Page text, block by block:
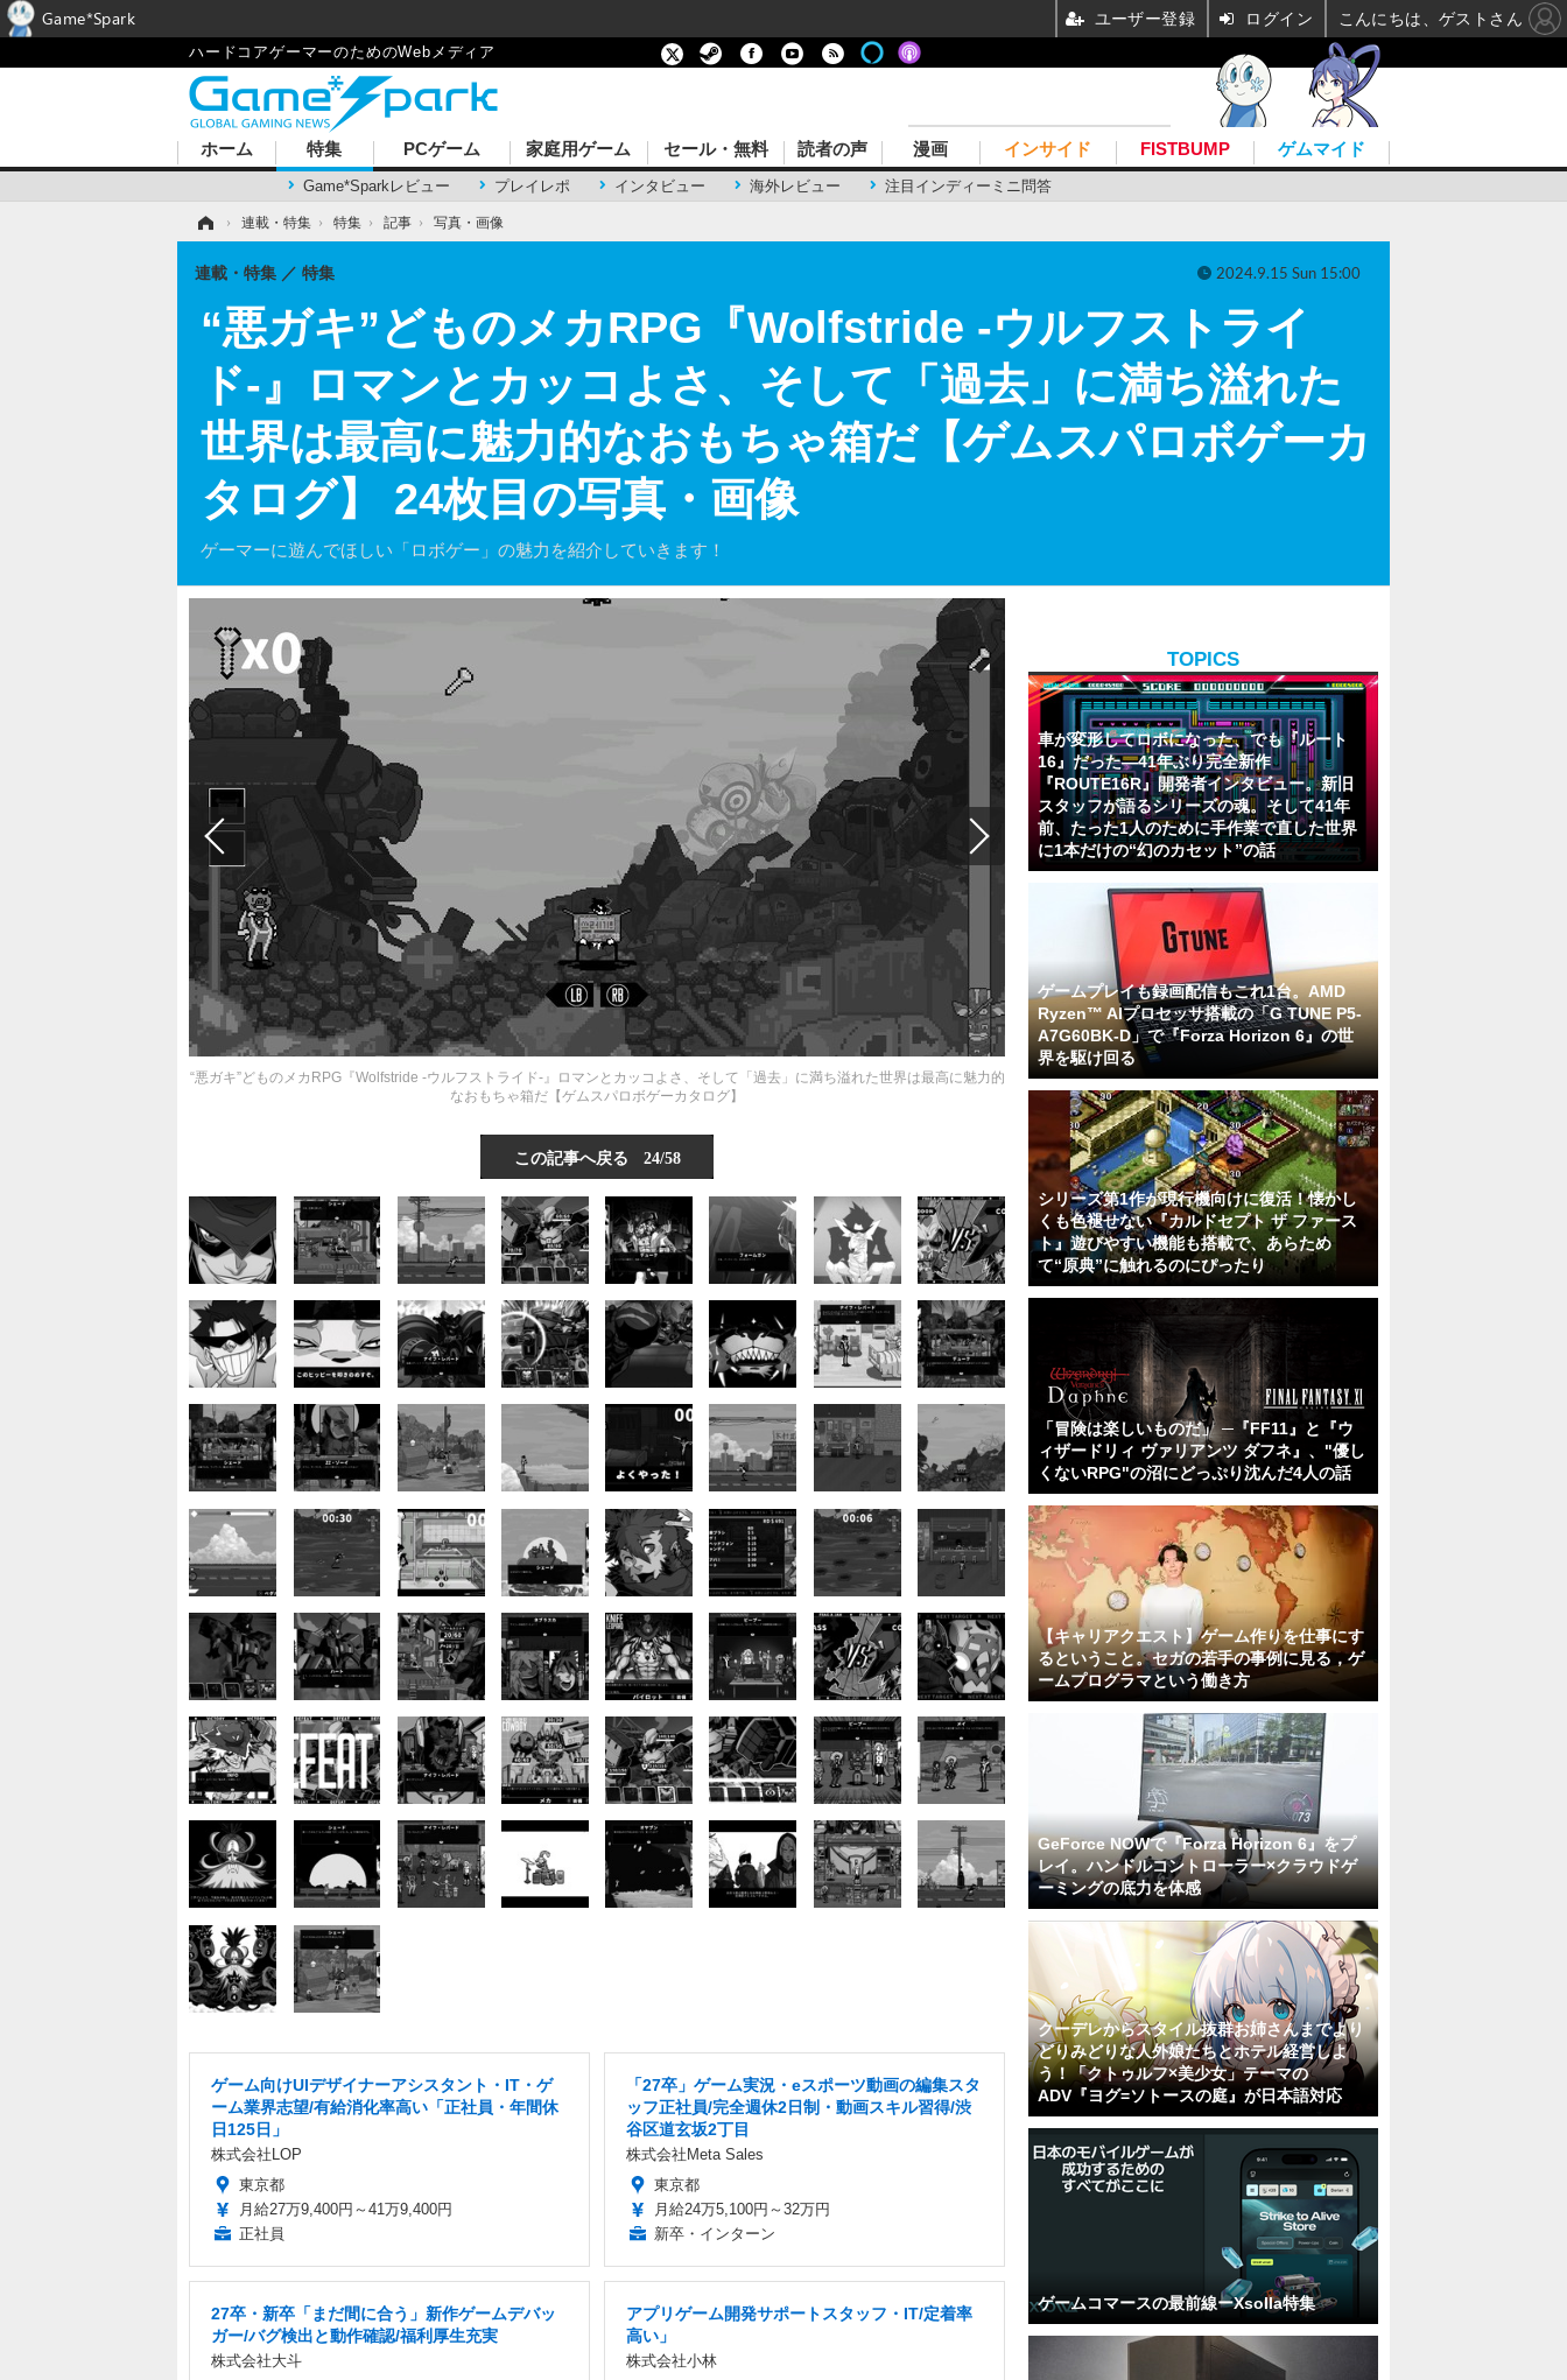
ハードコアゲーマーのためのWebメディア
ホーム 特集
Game*Sparkレビュー プレイレポ インタビュー 海外レビュー 注目インディーミニ問答
PCゲーム 家庭用ゲーム セール・無料 読者の声 漫画 インサイド FISTBUMP ゲムマイド
› 連載・特集 › 特集 › 記事 › 写真・画像
“悪ガキ”どものメカRPG『Wolfstride -ウルフストライ
ド-』ロマンとカッコよさ、そして「過去」に満ち溢れた
世界は最高に魅力的なおもちゃ箱だ【ゲムスパロボゲーカ
タログ】 24枚目の写真・画像
ゲーマーに遊んでほしい「ロボゲー」の魅力を紹介していきます！
連載・特集 特集 2024.9.15 Sun 15:00
“悪ガキ”どものメカRPG『Wolfstride -ウルフストライド-』ロマンとカッコよさ、そして「過去」に満ち溢れた世界は最高に魅力的
なおもちゃ箱だ【ゲムスパロボゲーカタログ】
この記事へ戻る 24/58
ゲーム向けUIデザイナーアシスタント・IT・ゲ
ーム業界志望/有給消化率高い「正社員・年間休
日125日」
株式会社LOP
東京都
月給27万9,400円～41万9,400円
正社員
「27卒」ゲーム実況・eスポーツ動画の編集スタ
ッフ正社員/完全週休2日制・動画スキル習得/渋
谷区道玄坂2丁目
株式会社Meta Sales
東京都
月給24万5,100円～32万円
新卒・インターン
27卒・新卒「まだ間に合う」新作ゲームデバッ
ガー/バグ検出と動作確認/福利厚生充実
株式会社大斗
アプリゲーム開発サポートスタッフ・IT/定着率
高い」
株式会社小林
TOPICS
車が変形してロボになった、でも『ルート
16』だった―41年ぶり完全新作
『ROUTE16R』開発者インタビュー。新旧
スタッフが語るシリーズの魂。そして41年
前、たった1人のために手作業で直した世界
に1本だけの“幻のカセット”の話
ゲームプレイも録画配信もこれ1台。AMD
Ryzen™ AIプロセッサ搭載の「G TUNE P5-
A7G60BK-D」で『Forza Horizon 6』の世
界を駆け回る
シリーズ第1作が現行機向けに復活！懐かし
くも色褪せない『カルドセプト ザ ファース
ト』遊びやすい機能も搭載で、あらため
て“原典”に触れるのにぴったり
「冒険は楽しいものだ」 ─『FF11』と『ウ
ィザードリィ ヴァリアンツ ダフネ』、"優し
くないRPG"の沼にどっぷり沈んだ4人の話
【キャリアクエスト】ゲーム作りを仕事にす
るということ。セガの若手の事例に見る，ゲ
ームプログラマという働き方
GeForce NOWで『Forza Horizon 6』をプ
レイ。ハンドルコントローラー×クラウドゲ
ーミングの底力を体感
クーデレからスタイル抜群お姉さんまでより
どりみどりな人外娘たちとホテル経営しよ
う！「クトゥルフ×美少女」テーマの
ADV『ヨグ=ソトースの庭』が日本語対応
ゲームコマースの最前線ーXsolla特集
Game*Spark ユーザー登録 ログイン こんにちは、ゲストさん